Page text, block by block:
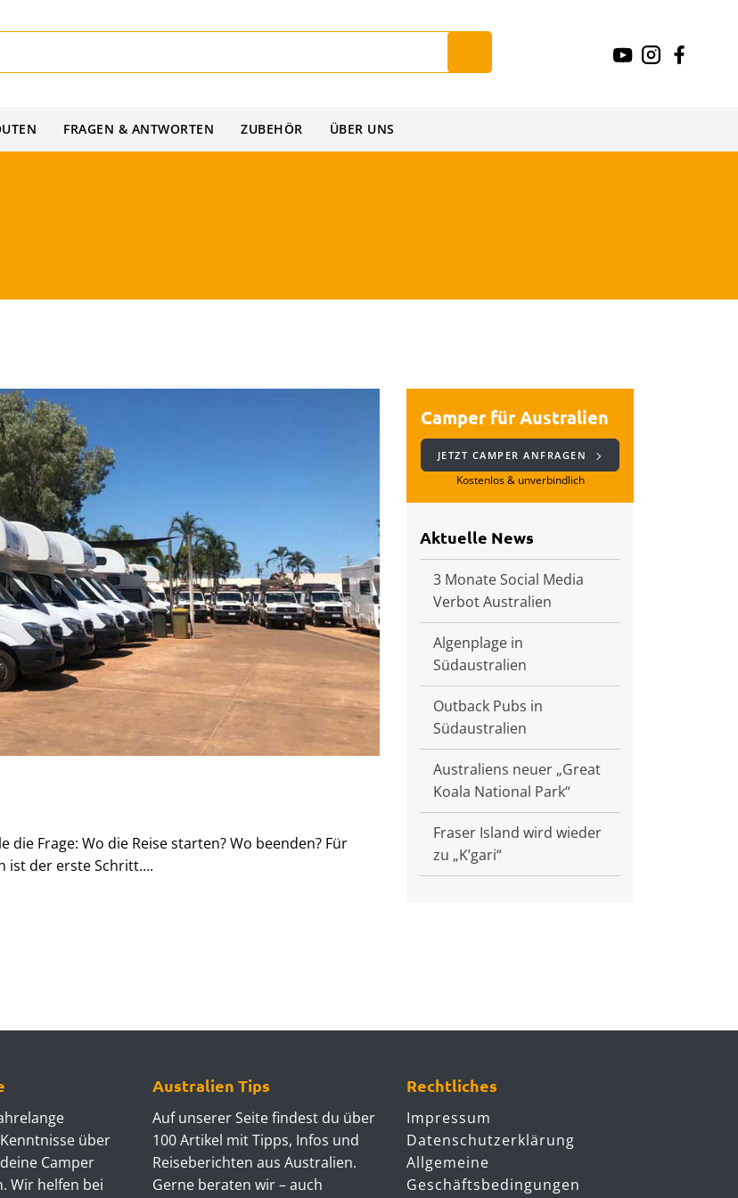
FRAGEN & ANTWORTEN ZUBEHÖR ÜBER UNS
Frage: Wo die Reise starten? Wo beenden? Für
ist der erste Schritt….
Camper für Australien
JETZT CAMPER ANFRAGEN
Kostenlos & unverbindlich
Aktuelle News
3 Monate Social Media
Verbot Australien
Algenplage in
Südaustralien
Outback Pubs in
Südaustralien
Australiens neuer „Great
Koala National Park“
Fraser Island wird wieder
zu „K’gari“
über
Camper
Wir helfen bei
Australien Tips
Auf unserer Seite findest du über
100 Artikel mit Tipps, Infos und
Reiseberichten aus Australien.
Gerne beraten wir – auch
Rechtliches
Impressum
Datenschutzerklärung
Allgemeine
Geschäftsbedingungen